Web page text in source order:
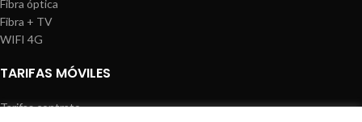
Fibra óptica
Fibra + TV
WIFI 4G
TARIFAS MÓVILES
Tarifas contrato